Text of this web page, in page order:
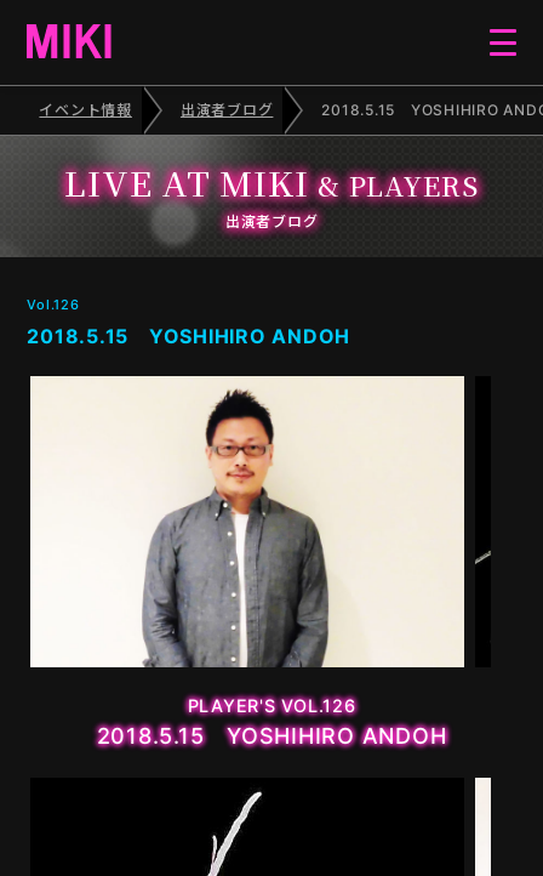
ELECTONE CONCERT
PIANO RECITAL
PLAYERS
イベント情報 出演者ブログ 2018.5.15 YOSHIHIRO
LIVE AT MIKI& PLAYERS
出演者ブログ
Vol.126
2018.5.15 YOSHIHIRO ANDOH
PLAYER'S VOL.126
2018.5.15 YOSHIHIRO ANDOH